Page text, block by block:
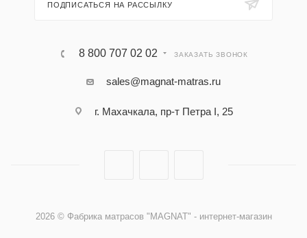
ПОДПИСАТЬСЯ НА РАССЫЛКУ
8 800 707 02 02 ЗАКАЗАТЬ ЗВОНОК
sales@magnat-matras.ru
г. Махачкала, пр-т Петра I, 25
2026 © Фабрика матрасов "MAGNAT" - интернет-магазин